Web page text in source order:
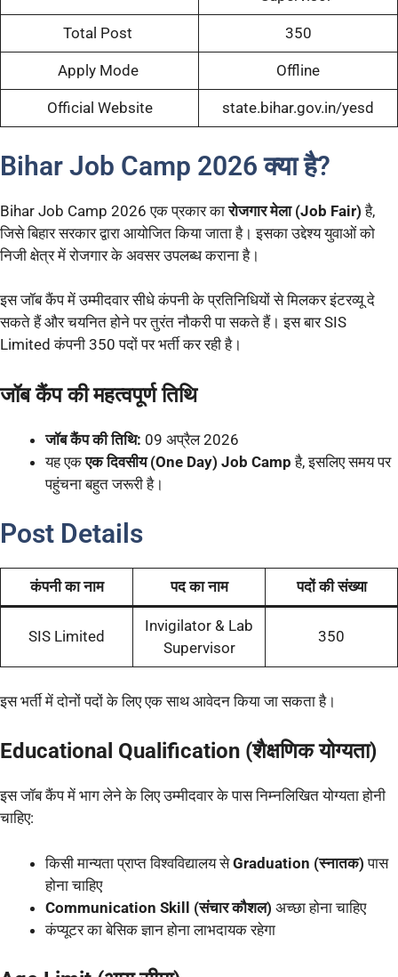
Total Post 350
Apply Mode Offline
Official Website state.bihar.gov.in/yesd
Bihar Job Camp 2026 क्या है?
Bihar Job Camp 2026 एक प्रकार कारोजगार मेला (Job Fair) है,
जिसे बिहार सरकार द्वारा आयोजित किया जाता है। इसका उद्देश्य युवाओं को
निजी क्षेत्र में रोजगार के अवसर उपलब्ध कराना है।
इस जॉब कैंप में उम्मीदवार सीधे कंपनी के प्रतिनिधियों से मिलकर इंटरव्यू दे
सकते हैं और चयनित होने पर तुरंत नौकरी पा सकते हैं। इस बार SIS
Limited कंपनी 350 पदों पर भर्ती कर रही है।
जॉब कैंप की महत्वपूर्ण तिथि
जॉब कैंप की तिथि: 09 अप्रैल 2026
यह एकएक दिवसीय (One Day) Job Camp है, इसलिए समय पर
पहुंचना बहुत जरूरी है।
Post Details
कंपनी का नाम पद का नाम पदों की संख्या
SIS Limited
Invigilator & Lab
Supervisor
350
इस भर्ती में दोनों पदों के लिए एक साथ आवेदन किया जा सकता है।
Educational Qualification (शैक्षणिक योग्यता)
इस जॉब कैंप में भाग लेने के लिए उम्मीदवार के पास निम्नलिखित योग्यता होनी
चाहिए:
किसी मान्यता प्राप्त विश्वविद्यालय सेGraduation (स्नातक) पास
होना चाहिए
Communication Skill (संचार कौशल) अच्छा होना चाहिए
कंप्यूटर का बेसिक ज्ञान होना लाभदायक रहेगा